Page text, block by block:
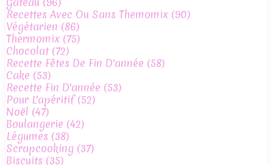
Recettes Avec Ou Sans Themomix (90)
Végétarien (86)
Thermomix (75)
Chocolat(72)
Recette Fêtes De Fin D'année (58)
Cake (53)
Recette Fin D'année (53)
Pour L'apéritif(52)
Noël (47)
Boulangerie (42)
Légumes (38)
Scrapcooking (37)
Biscuits (35)